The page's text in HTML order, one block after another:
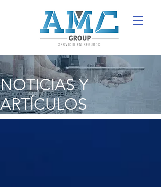
NOTICIAS Y
ARTÍCULOS